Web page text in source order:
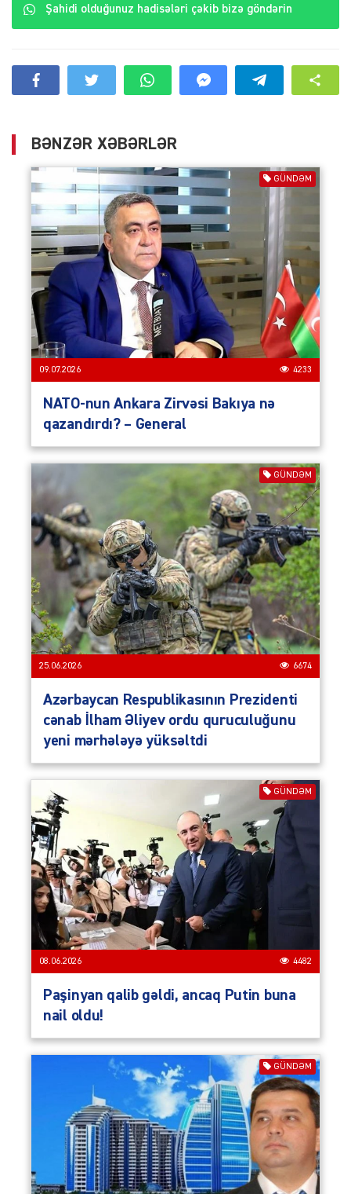
Şahidi olduğunuz hadisələri çəkib bizə göndərin
BƏNZƏR XƏBƏRLƏR
GÜNDƏM
09.07.2026 4233
NATO-nun Ankara Zirvəsi Bakıya nə
qazandırdı? – General
GÜNDƏM
25.06.2026 6674
Azərbaycan Respub­li­ka­sının Prezidenti
cənab İlham Əliyev ordu quruculuğunu
yeni mərhələyə yüksəltdi
GÜNDƏM
08.06.2026 4482
Paşinyan qalib gəldi, ancaq Putin buna
nail oldu!
GÜNDƏM